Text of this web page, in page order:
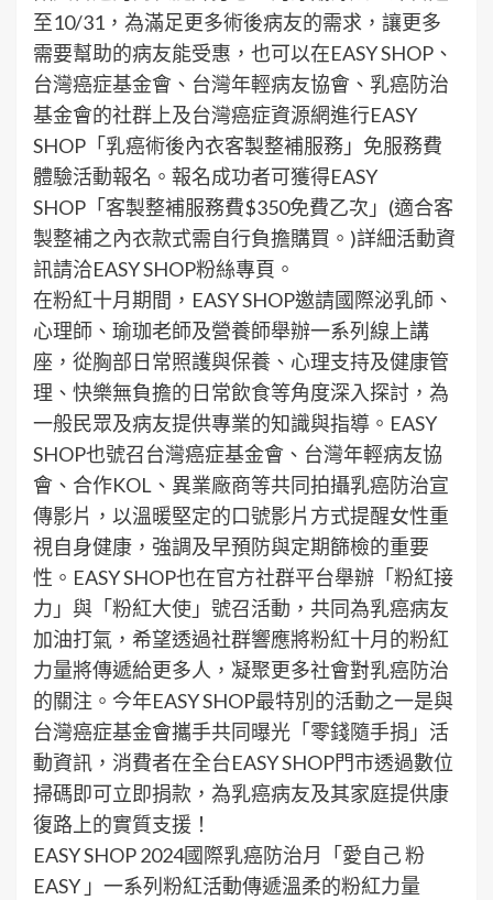
至10/31，為滿足更多術後病友的需求，讓更多
需要幫助的病友能受惠，也可以在EASY SHOP、
台灣癌症基金會、台灣年輕病友協會、乳癌防治
基金會的社群上及台灣癌症資源網進行EASY
SHOP「乳癌術後內衣客製整補服務」免服務費
體驗活動報名。報名成功者可獲得EASY
SHOP「客製整補服務費$350免費乙次」(適合客
製整補之內衣款式需自行負擔購買。)詳細活動資
訊請洽EASY SHOP粉絲專頁。
在粉紅十月期間，EASY SHOP邀請國際泌乳師、
心理師、瑜珈老師及營養師舉辦一系列線上講
座，從胸部日常照護與保養、心理支持及健康管
理、快樂無負擔的日常飲食等角度深入探討，為
一般民眾及病友提供專業的知識與指導。EASY
SHOP也號召台灣癌症基金會、台灣年輕病友協
會、合作KOL、異業廠商等共同拍攝乳癌防治宣
傳影片，以溫暖堅定的口號影片方式提醒女性重
視自身健康，強調及早預防與定期篩檢的重要
性。EASY SHOP也在官方社群平台舉辦「粉紅接
力」與「粉紅大使」號召活動，共同為乳癌病友
加油打氣，希望透過社群響應將粉紅十月的粉紅
力量將傳遞給更多人，凝聚更多社會對乳癌防治
的關注。今年EASY SHOP最特別的活動之一是與
台灣癌症基金會攜手共同曝光「零錢隨手捐」活
動資訊，消費者在全台EASY SHOP門市透過數位
掃碼即可立即捐款，為乳癌病友及其家庭提供康
復路上的實質支援！
EASY SHOP 2024國際乳癌防治月「愛自己 粉
EASY 」一系列粉紅活動傳遞溫柔的粉紅力量